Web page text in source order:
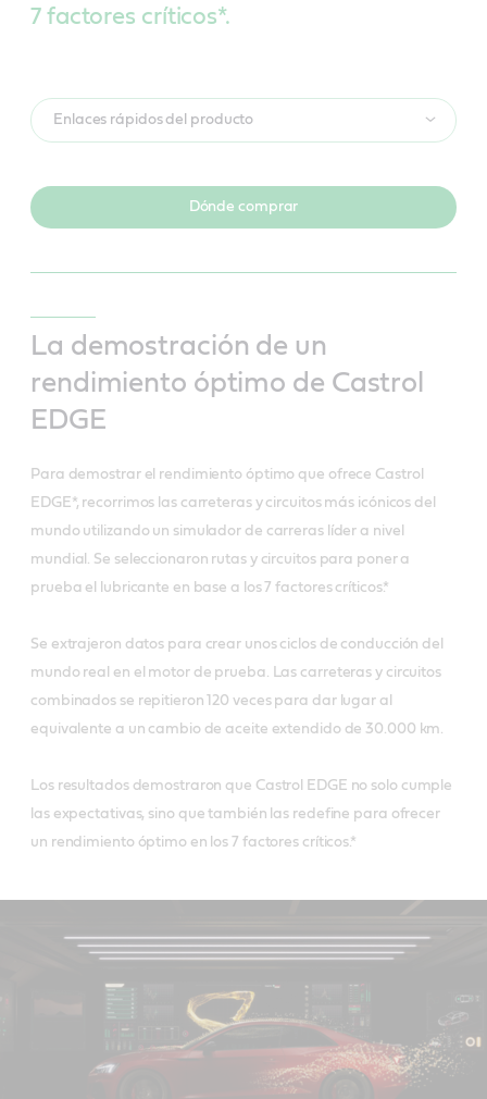
7 factores críticos*.
Enlaces rápidos del producto
Dónde comprar
La demostración de un
rendimiento óptimo de Castrol
EDGE
Para demostrar el rendimiento óptimo que ofrece Castrol
EDGE*, recorrimos las carreteras y circuitos más icónicos del
mundo utilizando un simulador de carreras líder a nivel
mundial. Se seleccionaron rutas y circuitos para poner a
prueba el lubricante en base a los 7 factores críticos.*
Se extrajeron datos para crear unos ciclos de conducción del
mundo real en el motor de prueba. Las carreteras y circuitos
combinados se repitieron 120 veces para dar lugar al
equivalente a un cambio de aceite extendido de 30.000 km.
Los resultados demostraron que Castrol EDGE no solo cumple
las expectativas, sino que también las redefine para ofrecer
un rendimiento óptimo en los 7 factores críticos.*